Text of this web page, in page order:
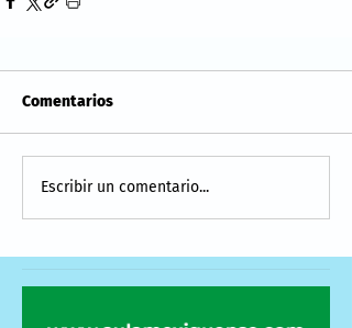
Comentarios
Escribir un comentario...